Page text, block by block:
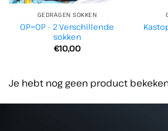
GEDRAGEN SOKKEN
OP=OP – 2 Verschillende
sokken
€10,00
Je hebt nog geen product